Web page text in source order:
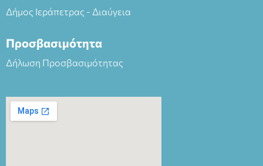
Δήμος Ιεράπετρας - Διαύγεια
Προσβασιμότητα
Δήλωση Προσβασιμότητας